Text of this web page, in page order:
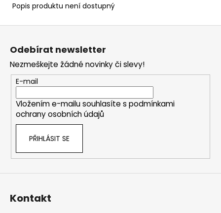
Popis produktu není dostupný
Z
Odebírat newsletter
Nezmeškejte žádné novinky či slevy!
E-mail
Vložením e-mailu souhlasíte s podmínkami
ochrany osobních údajů
PŘIHLÁSIT SE
Kontakt